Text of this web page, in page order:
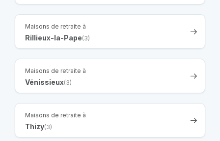
Maisons de retraite à
Rillieux-la-Pape(3)
Maisons de retraite à
Vénissieux(3)
Maisons de retraite à
Thizy(3)